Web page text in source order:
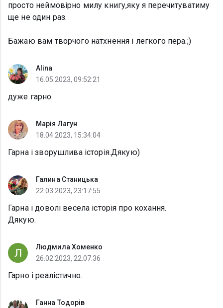
просто неймовірно милу книгу,яку я перечитуватиму
ще не один раз.
Бажаю вам творчого натхнення і легкого пера.;)
Alina
16.05.2023, 09:52:21
дуже гарно
Марія Лагун
18.04.2023, 15:34:04
Гарна і зворушлива історія.Дякую)
Галина Станицька
22.03.2023, 23:17:55
Гарна і доволі весела історія про кохання.
Дякую.
Людмила Хоменко
26.02.2023, 22:07:36
Гарно і реалістично.
Ганна Тодорів